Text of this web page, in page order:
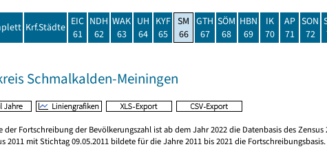
Krf.Städte EIC
61
NDH
62
WAK
63
UH
64
KYF
65
SM
66
GTH
67
SÖM
68
HBN
69
IK
70
AP
71
SON
72
Schmalkalden-Meiningen
der Fortschreibung der Bevölkerungszahl ist ab dem Jahr 2022 die Datenbasis des Zensus
2011 mit Stichtag 09.05.2011 bildete für die Jahre 2011 bis 2021 die Fortschreibungsbasis.